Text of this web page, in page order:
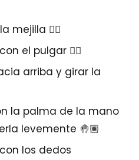
mejilla ☝🏽
el pulgar 👍🏽
arriba y girar la
la palma de la mano
levemente 🤚🏽
los dedos